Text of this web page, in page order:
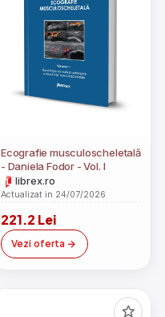
Ecografie musculoscheletală
- Daniela Fodor - Vol. I
librex.ro
Actualizat in 24/07/2026
221.2 Lei
Vezi oferta